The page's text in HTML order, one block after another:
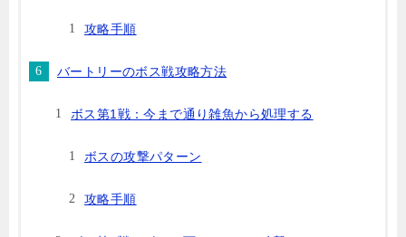
攻略手順
バートリーのボス戦攻略方法
ボス第1戦：今まで通り雑魚から処理する
ボスの攻撃パターン
攻略手順